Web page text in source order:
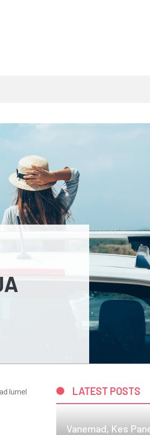
lumel
LATEST POSTS
Vanemad, Kes